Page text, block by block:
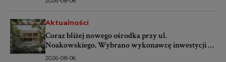
Aktualności
Coraz bliżej nowego ośrodka przy ul.
Noakowskiego. Wybrano wykonawcę inwestycji za
ponad 16 mln zł
2026-08-06